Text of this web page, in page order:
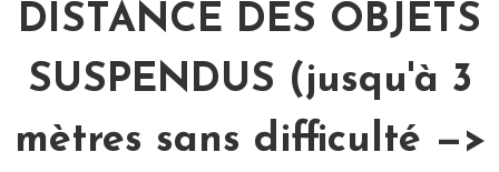
DISTANCE DES OBJETS
SUSPENDUS (jusqu'à 3
mètres sans difficulté —>